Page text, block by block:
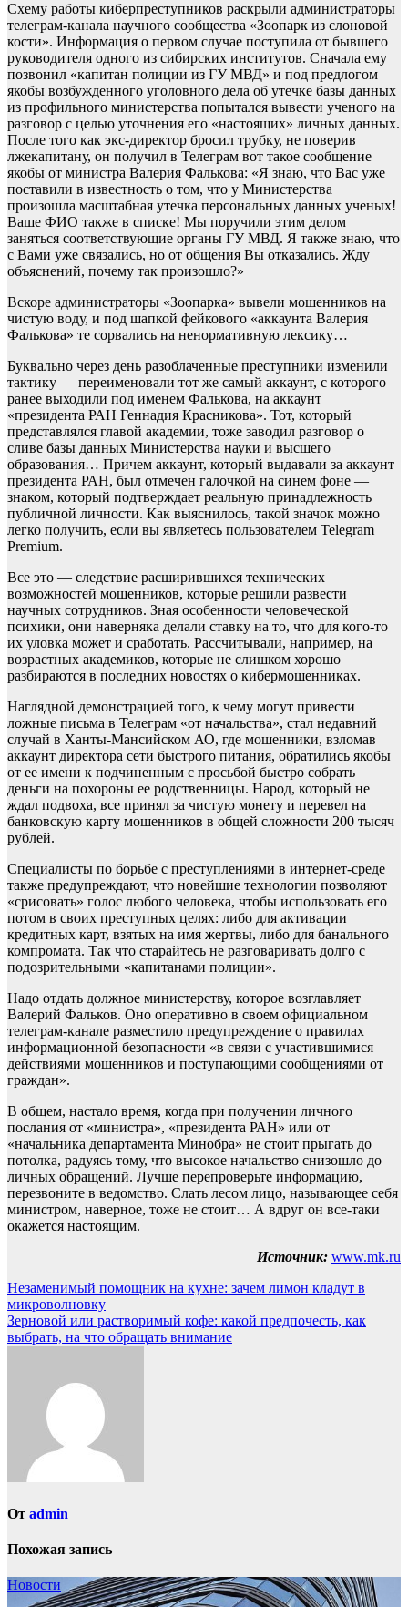
Схему работы киберпреступников раскрыли администраторы
телеграм-канала научного сообщества «Зоопарк из слоновой
кости». Информация о первом случае поступила от бывшего
руководителя одного из сибирских институтов. Сначала ему
позвонил «капитан полиции из ГУ МВД» и под предлогом
якобы возбужденного уголовного дела об утечке базы данных
из профильного министерства попытался вывести ученого на
разговор с целью уточнения его «настоящих» личных данных.
После того как экс-директор бросил трубку, не поверив
лжекапитану, он получил в Телеграм вот такое сообщение
якобы от министра Валерия Фалькова: «Я знаю, что Вас уже
поставили в известность о том, что у Министерства
произошла масштабная утечка персональных данных ученых!
Ваше ФИО также в списке! Мы поручили этим делом
заняться соответствующие органы ГУ МВД. Я также знаю, что
с Вами уже связались, но от общения Вы отказались. Жду
объяснений, почему так произошло?»
Вскоре администраторы «Зоопарка» вывели мошенников на
чистую воду, и под шапкой фейкового «аккаунта Валерия
Фалькова» те сорвались на ненормативную лексику…
Буквально через день разоблаченные преступники изменили
тактику — переименовали тот же самый аккаунт, с которого
ранее выходили под именем Фалькова, на аккаунт
«президента РАН Геннадия Красникова». Тот, который
представлялся главой академии, тоже заводил разговор о
сливе базы данных Министерства науки и высшего
образования… Причем аккаунт, который выдавали за аккаунт
президента РАН, был отмечен галочкой на синем фоне —
знаком, который подтверждает реальную принадлежность
публичной личности. Как выяснилось, такой значок можно
легко получить, если вы являетесь пользователем Telegram
Premium.
Все это — следствие расширившихся технических
возможностей мошенников, которые решили развести
научных сотрудников. Зная особенности человеческой
психики, они наверняка делали ставку на то, что для кого-то
их уловка может и сработать. Рассчитывали, например, на
возрастных академиков, которые не слишком хорошо
разбираются в последних новостях о кибермошенниках.
Наглядной демонстрацией того, к чему могут привести
ложные письма в Телеграм «от начальства», стал недавний
случай в Ханты-Мансийском АО, где мошенники, взломав
аккаунт директора сети быстрого питания, обратились якобы
от ее имени к подчиненным с просьбой быстро собрать
деньги на похороны ее родственницы. Народ, который не
ждал подвоха, все принял за чистую монету и перевел на
банковскую карту мошенников в общей сложности 200 тысяч
рублей.
Специалисты по борьбе с преступлениями в интернет-среде
также предупреждают, что новейшие технологии позволяют
«срисовать» голос любого человека, чтобы использовать его
потом в своих преступных целях: либо для активации
кредитных карт, взятых на имя жертвы, либо для банального
компромата. Так что старайтесь не разговаривать долго с
подозрительными «капитанами полиции».
Надо отдать должное министерству, которое возглавляет
Валерий Фальков. Оно оперативно в своем официальном
телеграм-канале разместило предупреждение о правилах
информационной безопасности «в связи с участившимися
действиями мошенников и поступающими сообщениями от
граждан».
В общем, настало время, когда при получении личного
послания от «министра», «президента РАН» или от
«начальника департамента Минобра» не стоит прыгать до
потолка, радуясь тому, что высокое начальство снизошло до
личных обращений. Лучше перепроверьте информацию,
перезвоните в ведомство. Слать лесом лицо, называющее себя
министром, наверное, тоже не стоит… А вдруг он все-таки
окажется настоящим.
Источник: www.mk.ru
Навигация
по
записям
Незаменимый помощник на кухне: зачем лимон кладут в
микроволновку
Зерновой или растворимый кофе: какой предпочесть, как
выбрать, на что обращать внимание
От admin
Похожая запись
Новости